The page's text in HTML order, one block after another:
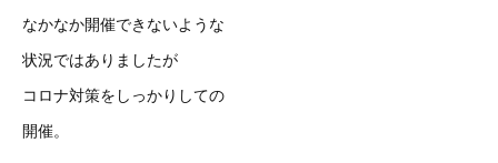
なかなか開催できないような
状況ではありましたが
コロナ対策をしっかりしての
開催。